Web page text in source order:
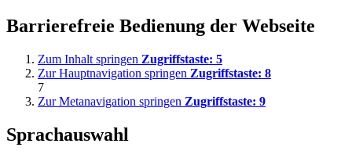
Barrierefreie Bedienung der Webseite
Zum Inhalt springen Zugriffstaste: 5
Zur Hauptnavigation springen Zugriffstaste: 8
7
Zur Metanavigation springen Zugriffstaste: 9
Sprachauswahl